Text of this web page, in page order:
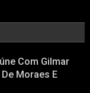
Com Gilmar
Moraes E